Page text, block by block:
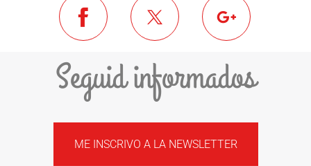
Seguid informados
ME INSCRIVO A LA NEWSLETTER